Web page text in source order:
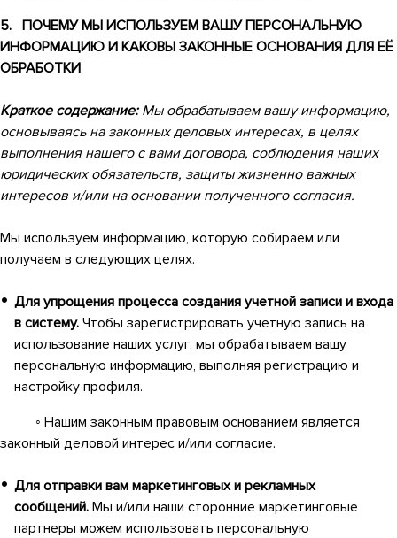
5. ПОЧЕМУ МЫ ИСПОЛЬЗУЕМ ВАШУ ПЕРСОНАЛЬНУЮ
ИНФОРМАЦИЮ И КАКОВЫ ЗАКОННЫЕ ОСНОВАНИЯ ДЛЯ ЕЁ
ОБРАБОТКИ
Краткое содержание:Мы обрабатываем вашу информацию,
основываясь на законных деловых интересах, в целях
выполнения нашего с вами договора, соблюдения наших
юридических обязательств, защиты жизненно важных
интересов и/или на основании полученного согласия.
Мы используем информацию, которую собираем или
получаем в следующих целях.
Для упрощения процесса создания учетной записи и входа
в систему. Чтобы зарегистрировать учетную запись на
использование наших услуг, мы обрабатываем вашу
персональную информацию, выполняя регистрацию и
настройку профиля.
◦ Нашим законным правовым основанием является
законный деловой интерес и/или согласие.
Для отправки вам маркетинговых и рекламных
сообщений. Мы и/или наши сторонние маркетинговые
партнеры можем использовать персональную